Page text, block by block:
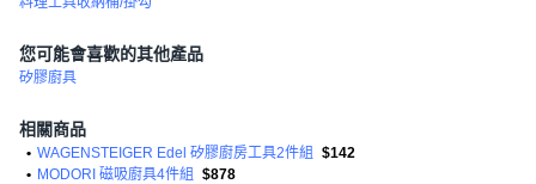
您可能會喜歡的其他產品
矽膠廚具
相關商品
• WAGENSTEIGER Edel 矽膠廚房工具2件組
$142
• MODORI 磁吸廚具4件組
$878